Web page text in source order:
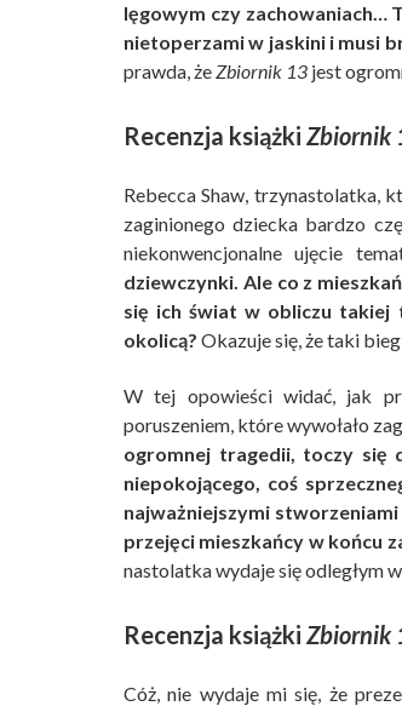
lęgowym czy zachowaniach…
nietoperzami w jaskini i musi
prawda, żeZbiornik 13 jest
Recenzja książki Zbiornik
Rebecca Shaw, trzynastolatka,
zaginionego dziecka bardzo
niekonwencjonalne ujęcie
dziewczynki. Ale co z
się ich świat w obliczu takiej
okolicą? Okazuje się, że taki
W tej opowieści widać, jak
poruszeniem, które wywołało
ogromnej tragedii, toczy się
niepokojącego, coś
najważniejszymi
przejęci mieszkańcy w końcu
nastolatka wydaje się odległym
Recenzja książki Zbiornik
Cóż, nie wydaje mi się, że